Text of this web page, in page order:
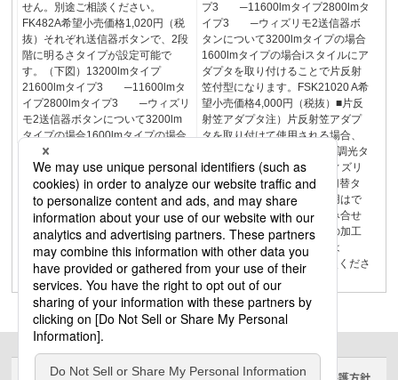
せん。別途ご相談ください。
FK482A希望小売価格1,020円（税
抜）それぞれ送信器ボタンで、2段
階に明るさタイプが設定可能で
す。（下図）13200lmタイプ
21600lmタイプ3 ─11600lmタ
イプ2800lmタイプ3 ─ウィズリ
モ2送信器ボタンについて3200lm
タイプの場合1600lmタイプの場合
プ3 ─11600lmタイプ2800lmタ
イプ3 ─ウィズリモ2送信器ボ
タンについて3200lmタイプの場合
1600lmタイプの場合iスタイルにア
ダプタを取り付けることで片反射
笠付型になります。FSK21020 A希
望小売価格4,000円（税抜）■片反
射笠アダプタ注）片反射笠アダプ
タを取り付けて使用される場合、
WiLIA調光タイプ・リベコム調光タ
イプ・PiPit調光タイプ、ウィズリ
モ2、ひとセンサ付（N/NT切替タ
イプ）と組み合わせての使用はで
きません。注）ガードと組み合せ
て使用する場合は、ガードの加工
が必要です。注）適合器具は
FSK21020の承認図をご参照くださ
い。
サイトのご利用にあたって クッキーポリシー 個人情報保護方針